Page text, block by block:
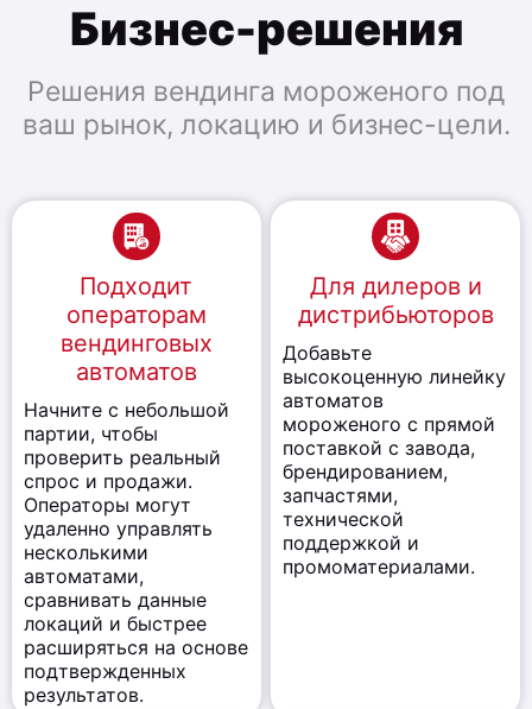
Бизнес-решения
Решения вендинга мороженого под
ваш рынок, локацию и бизнес-цели.
Подходит
операторам
вендинговых
автоматов
Начните с небольшой
партии, чтобы
проверить реальный
спрос и продажи.
Операторы могут
удаленно управлять
несколькими
автоматами,
сравнивать данные
локаций и быстрее
расширяться на основе
подтвержденных
результатов.
Для дилеров и
дистрибьюторов
Добавьте
высокоценную линейку
автоматов
мороженого с прямой
поставкой с завода,
брендированием,
запчастями,
технической
поддержкой и
промоматериалами.